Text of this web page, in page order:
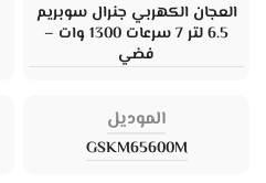
العجان الكهربي جنرال سوبريم
6.5 لتر 7 سرعات 1300 وات –
فضي
الموديل
GSKM65600M